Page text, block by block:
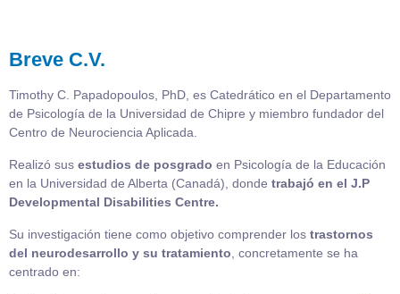
Breve C.V.
Timothy C. Papadopoulos, PhD, es Catedrático en el Departamento
de Psicología de la Universidad de Chipre y miembro fundador del
Centro de Neurociencia Aplicada.
Realizó sus estudios de posgrado en Psicología de la Educación
en la Universidad de Alberta (Canadá), donde trabajó en el J.P
Developmental Disabilities Centre.
Su investigación tiene como objetivo comprender los trastornos
del neurodesarrollo y su tratamiento, concretamente se ha
centrado en: